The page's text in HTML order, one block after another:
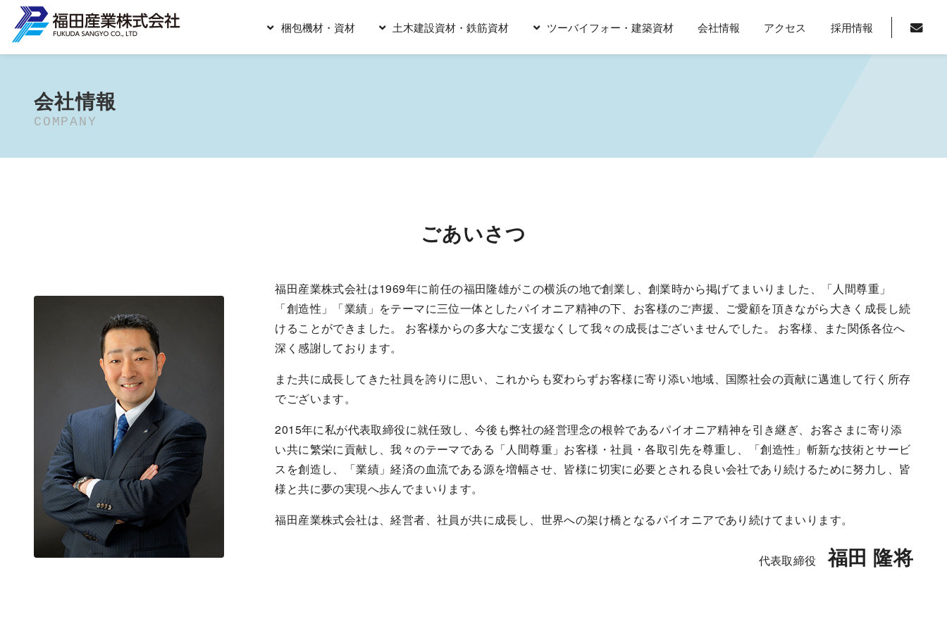
梱包機材・資材 土木建設資材・鉄筋資材 ツーバイフォー・建築資材 会社情報 アクセス 採用情報
会社情報
COMPANY
ごあいさつ
福田産業株式会社は1969年に前任の福田隆雄がこの横浜の地で創業し、創業時から掲げてまいりました、「人間尊重」
「創造性」「業績」をテーマに三位一体としたパイオニア精神の下、お客様のご声援、ご愛顧を頂きながら大きく成長し続
けることができました。 お客様からの多大なご支援なくして我々の成長はございませんでした。 お客様、また関係各位へ
深く感謝しております。
また共に成長してきた社員を誇りに思い、これからも変わらずお客様に寄り添い地域、国際社会の貢献に邁進して行く所存
でございます。
2015年に私が代表取締役に就任致し、今後も弊社の経営理念の根幹であるパイオニア精神を引き継ぎ、お客さまに寄り添
い共に繁栄に貢献し、我々のテーマである「人間尊重」お客様・社員・各取引先を尊重し、「創造性」斬新な技術とサービ
スを創造し、「業績」経済の血流である源を増幅させ、皆様に切実に必要とされる良い会社であり続けるために努力し、皆
様と共に夢の実現へ歩んでまいります。
福田産業株式会社は、経営者、社員が共に成長し、世界への架け橋となるパイオニアであり続けてまいります。
代表取締役福田 隆将